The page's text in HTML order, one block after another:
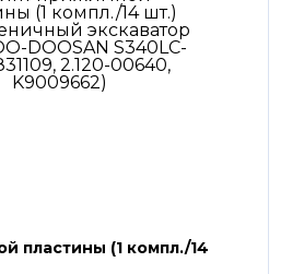
пластины (1 компл./14